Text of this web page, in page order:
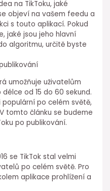
na TikToku, jaké
objeví na vašem feedu a
s touto aplikací. Pokud
jaké jsou jeho hlavní
algoritmu, určitě byste
umožňuje uživatelům
od 15 do 60 sekund.
po celém světě,
tomto článku se budeme
po publikování.
se TikTok stal velmi
po celém světě. Pro
aplikace prohlížení a